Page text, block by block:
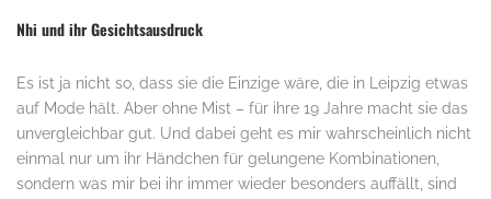
Nhi und ihr Gesichtsausdruck
Es ist ja nicht so, dass sie die Einzige wäre, die in Leipzig etwas
auf Mode hält. Aber ohne Mist – für ihre 19 Jahre macht sie das
unvergleichbar gut. Und dabei geht es mir wahrscheinlich nicht
einmal nur um ihr Händchen für gelungene Kombinationen,
sondern was mir bei ihr immer wieder besonders auffällt, sind